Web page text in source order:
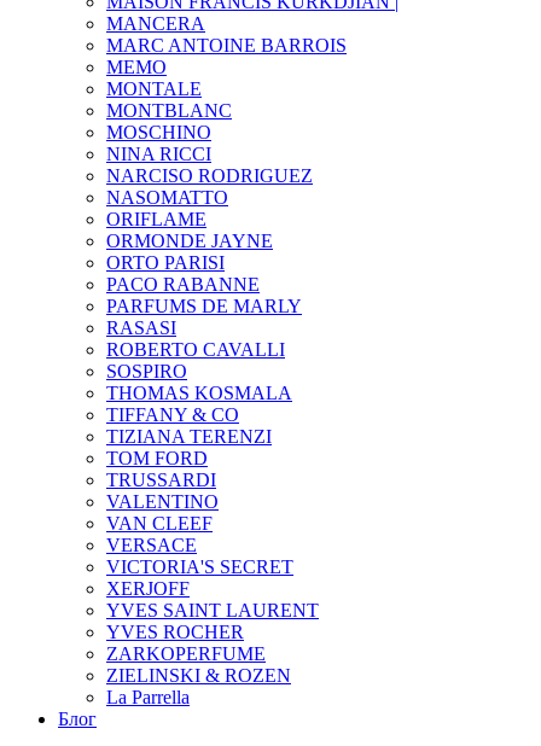
MANCERA
MARC ANTOINE BARROIS
MEMO
MONTALE
MONTBLANC
MOSCHINO
NINA RICCI
NARCISO RODRIGUEZ
NASOMATTO
ORIFLAME
ORMONDE JAYNE
ORTO PARISI
PACO RABANNE
PARFUMS DE MARLY
RASASI
ROBERTO CAVALLI
SOSPIRO
THOMAS KOSMALA
TIFFANY & CO
TIZIANA TERENZI
TOM FORD
TRUSSARDI
VALENTINO
VAN CLEEF
VERSACE
VICTORIA'S SECRET
XERJOFF
YVES SAINT LAURENT
YVES ROCHER
ZARKOPERFUME
ZIELINSKI & ROZEN
La Parrella
Блог